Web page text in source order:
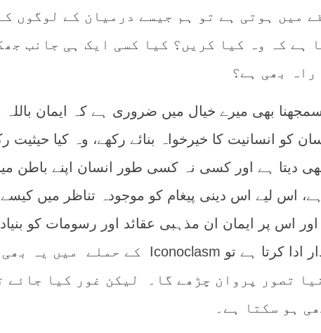
میں ہوتی ہے تو ہم جیسے درمیان کے لوگوں
ہے کہ وہ کیا کریں؟ کیا کسی ایک ہی جانب
راہ بھی ہے؟
بھی میرے خیال میں ضروری ہے کہ ایمان باللہ
کو انسانیت کا خیرخواہ بنائے رکھے، وہ کیا حیثیت
بھی دیتا ہے اور کسی نہ کسی طور انسان اپنے باطن
اس لیے اس دینی پیغام کو موجودہ تناظر میں کیسے
اس پر ایمان ان مذہبی عقائد اور رسومات کو بنیاد
ڈھانچہ فراہم کرنے کا کردار ادا کرتا ہے تو Iconoclasm کے حملے میں یہ بھی
تصور پروان چڑھے گا۔ لیکن غور کیا جائے
ہو سکتا ہے۔